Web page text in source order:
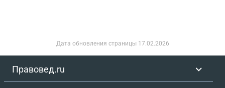
Дата обновления страницы 17.02.2026
Правовед.ru